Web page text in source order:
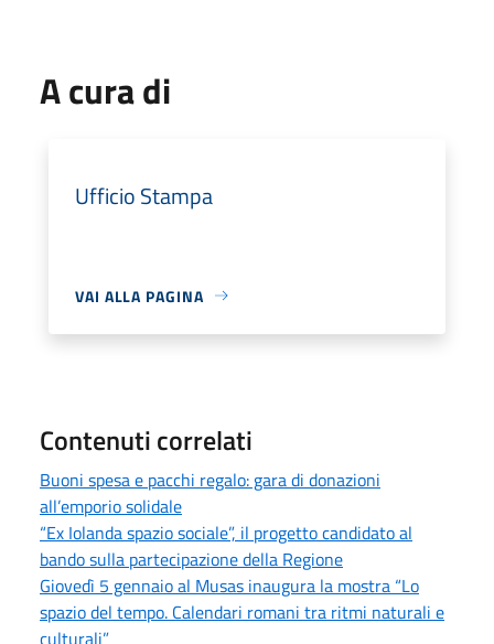
A cura di
Ufficio Stampa
VAI ALLA PAGINA
Contenuti correlati
Buoni spesa e pacchi regalo: gara di donazioni
all’emporio solidale
“Ex Iolanda spazio sociale”, il progetto candidato al
bando sulla partecipazione della Regione
Giovedì 5 gennaio al Musas inaugura la mostra “Lo
spazio del tempo. Calendari romani tra ritmi naturali e
culturali”